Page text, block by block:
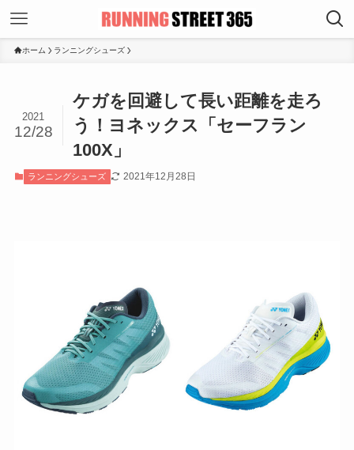
ホーム ランニングシューズ
ケガを回避して長い距離を走ろ
う！ヨネックス「セーフラン
100X」
2021
12/28
ランニングシューズ 2021年12月28日